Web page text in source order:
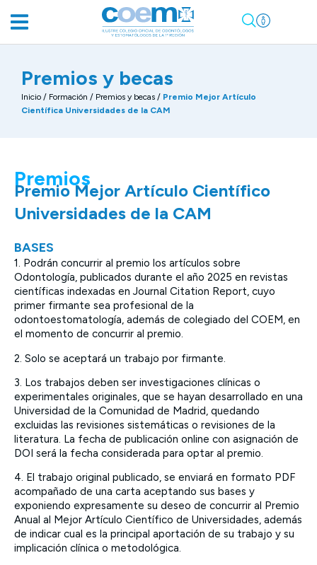
Premios y becas
Inicio / Formación / Premios y becas / Premio Mejor Artículo
Científica Universidades de la CAM
Premios
Premio Mejor Artículo Científico
Universidades de la CAM
BASES
1. Podrán concurrir al premio los artículos sobre
Odontología, publicados durante el año 2025 en revistas
científicas indexadas en Journal Citation Report, cuyo
primer firmante sea profesional de la
odontoestomatología, además de colegiado del COEM, en
el momento de concurrir al premio.
2. Solo se aceptará un trabajo por firmante.
3. Los trabajos deben ser investigaciones clínicas o
experimentales originales, que se hayan desarrollado en una
Universidad de la Comunidad de Madrid, quedando
excluidas las revisiones sistemáticas o revisiones de la
literatura. La fecha de publicación online con asignación de
DOI será la fecha considerada para optar al premio.
4. El trabajo original publicado, se enviará en formato PDF
acompañado de una carta aceptando sus bases y
exponiendo expresamente su deseo de concurrir al Premio
Anual al Mejor Artículo Científico de Universidades, además
de indicar cual es la principal aportación de su trabajo y su
implicación clínica o metodológica.